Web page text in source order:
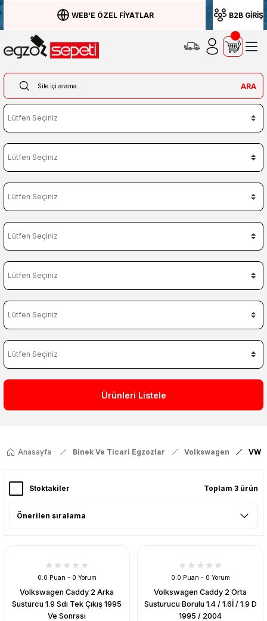
WEB'E ÖZEL FİYATLAR B2B GİRİŞ
ARA
Ürünleri Listele
Anasayfa Binek Ve Ticari Egzozlar Volkswagen VW
Stoktakiler Toplam 3 ürün
0.0 Puan - 0 Yorum
Volkswagen Caddy 2 Arka
Susturcu 1.9 Sdı Tek Çıkış 1995
Ve Sonrası
0.0 Puan - 0 Yorum
Volkswagen Caddy 2 Orta
Susturucu Borulu 1.4 / 1.6İ / 1.9 D
1995 / 2004